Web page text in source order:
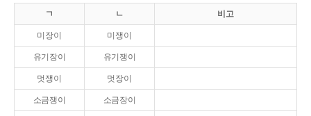
ㄱ ㄴ 비고
미장이 미쟁이
유기장이 유기쟁이
멋쟁이 멋장이
소금쟁이 소금장이